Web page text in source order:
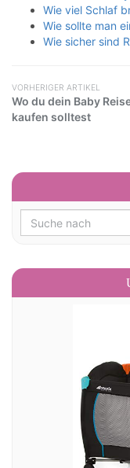
Wie viel Schlaf
Wie sollte man
Wie sicher sind
VORHERIGER ARTIKEL
Wo du dein Baby
kaufen solltest